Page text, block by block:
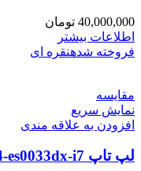
40,000,000 تومان
اطلاعات بیشتر
فروخته شدهنقره ای
مقايسه
نمایش سریع
افزودن به علاقه مندی
لپ تاپ HP Envy x360 2-in-1 14-es0033dx-i7